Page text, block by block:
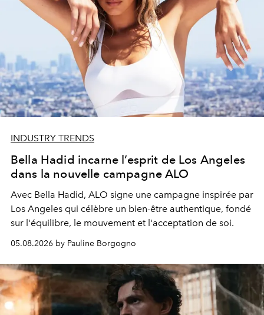
INDUSTRY TRENDS
Bella Hadid incarne l’esprit de Los Angeles
dans la nouvelle campagne ALO
Avec Bella Hadid, ALO signe une campagne inspirée par
Los Angeles qui célèbre un bien-être authentique, fondé
sur l'équilibre, le mouvement et l'acceptation de soi.
05.08.2026 by Pauline Borgogno